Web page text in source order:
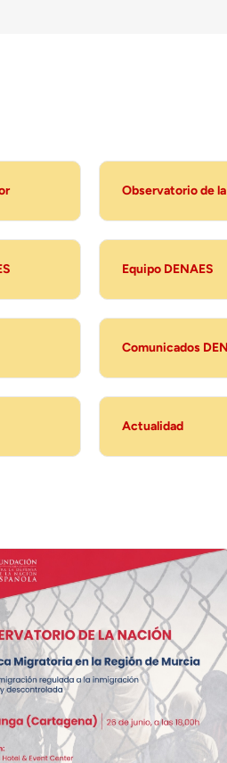
Observatorio de
Equipo DENAES
Comunicados
Actualidad